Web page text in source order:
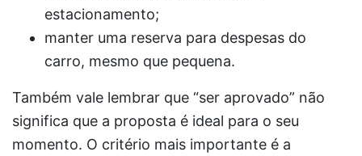
estacionamento;
manter uma reserva para despesas do
carro, mesmo que pequena.
Também vale lembrar que “ser aprovado” não
significa que a proposta é ideal para o seu
momento. O critério mais importante é a